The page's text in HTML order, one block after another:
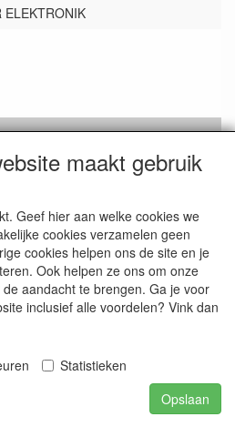
ELEKTRONIK
maakt gebruik
Geef hier aan welke cookies we
cookies verzamelen geen
cookies helpen ons de site en je
Ook helpen ze ons om onze
aandacht te brengen. Ga je voor
inclusief alle voordelen? Vink dan
Statistieken
Opslaan